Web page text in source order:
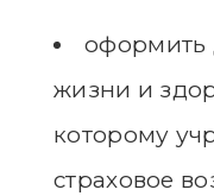
оформить
жизни и
которому
страховое